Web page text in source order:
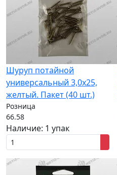
Шуруп потайной
универсальный 3,0x25,
желтый. Пакет (40 шт.)
Розница
66.58
Наличие: 1 упак